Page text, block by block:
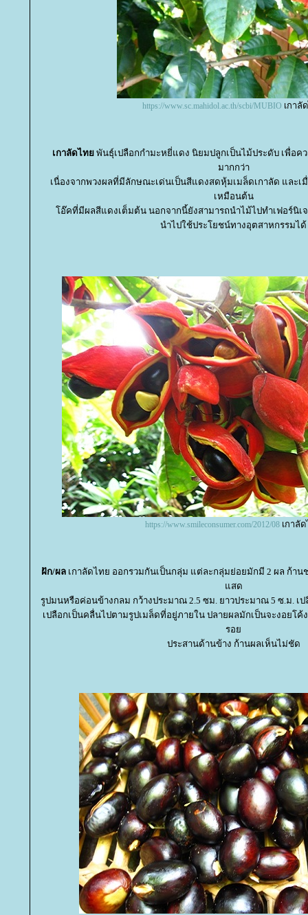
https://www.sc.mahidol.ac.th/scbi/MUBIO เกา
เกาลัดไท พันธุ์เปลือกกำมะหยี่แดง นิยมปลูกเป็นไม้ประดับ เพื่อค
มากกว่า
เนื่องจากพวงผลที่มีลักษณะเด่นเป็นสีแดงสดหุ้มเมล็ดเกาลัด และเ
เหมือนต้น
อ๊คที่มีผลสีแดงเต็มต้น นอกจากนี้ยังสามารถนำไม้ไปทำเฟอร์นิเ
นำไปใช้ประโยชน์ทางอุตสาหกรรมได้
https://www.smileconsumer.com/2012/08 เกาลั
ฝัก/ผลเกาลัดไทย ออกรวมกันเป็นกลุ่ม แต่ละกลุ่มย่อยมักมี 2 ผล ก้าน
สด
รูปมนหรือค่อนข้างกลม กว้างประมาณ 2.5 ซม. ยาวประมาณ 5 ซ.ม.
เปลือกเป็นคลื่นไปตามรูปเมล็ดที่อยู่ภายใน ปลายผลมักเป็นจะงอยโ
รอ
ประสานด้านข้าง ก้านผลเห็นไม่ชัด